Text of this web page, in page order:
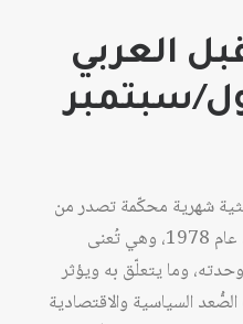
العربي
163 أيلول/سبتمبر
شهرية محكّمة تصدر من
مركز دراسات الوحدة العربية منذ عام 1978، وهي تُعنى
وما يتعلّق به ويؤثر
السياسية والاقتصادية